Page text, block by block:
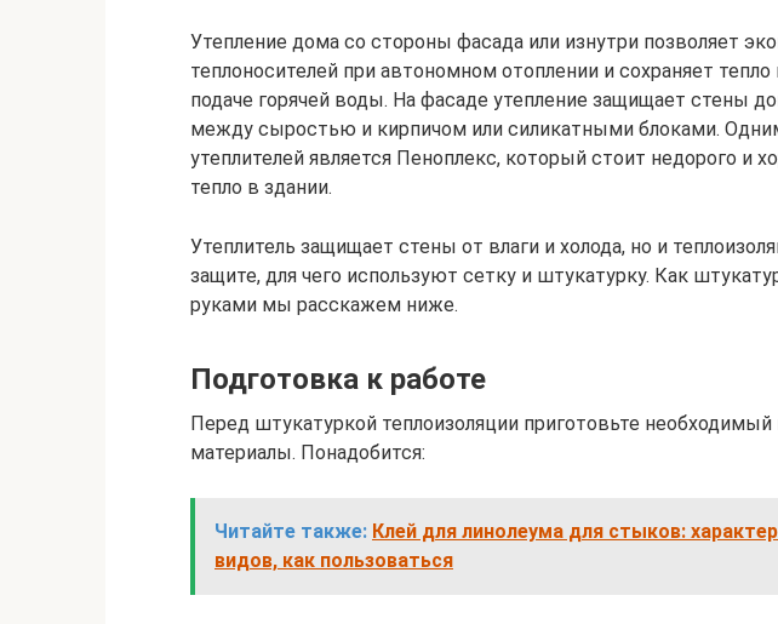
Утепление дома со стороны фасада или изнутри позволяет
теплоносителей при автономном отоплении и сохраняет
подаче горячей воды. На фасаде утепление защищает стены
между сыростью и кирпичом или силикатными блоками.
утеплителей является Пеноплекс, который стоит недорого и
тепло в здании.
Утеплитель защищает стены от влаги и холода, но и
защите, для чего используют сетку и штукатурку. Как
руками мы расскажем ниже.
Подготовка к работе
Перед штукатуркой теплоизоляции приготовьте
материалы. Понадобится:
Читайте также: Клей для линолеума для стыков:
видов, как пользоваться